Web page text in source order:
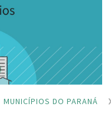
MUNICÍPIOS DO PARANÁ